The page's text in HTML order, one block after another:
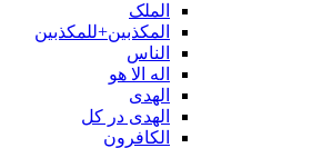
الملک
المکذبین+للمکذبین
الناس
اله الا هو
الهدی
الهدی در کل
الکافرون